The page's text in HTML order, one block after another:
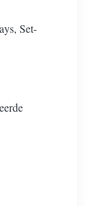
Set-